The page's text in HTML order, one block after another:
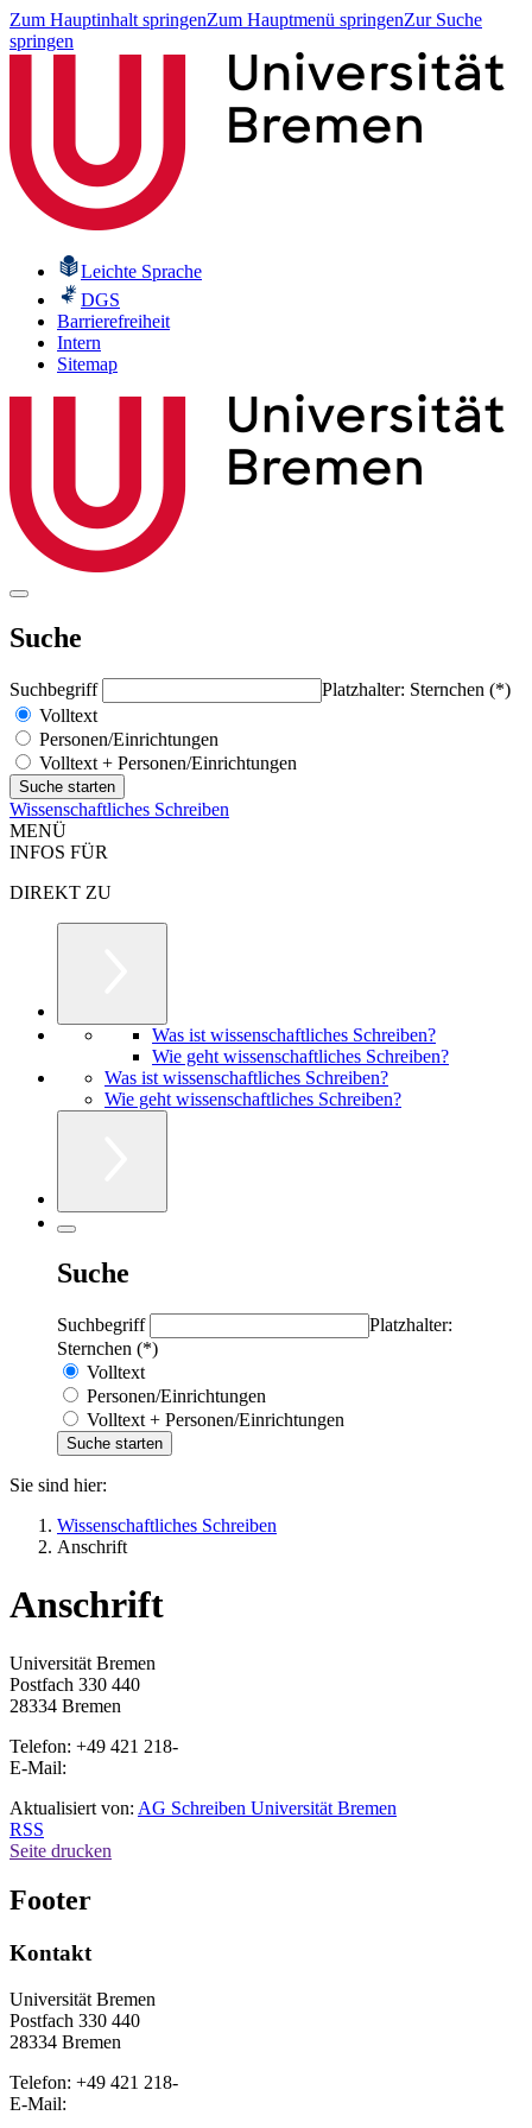
Zum Hauptinhalt springenZum Hauptmenü springenZur Suche
springen
Leichte Sprache
DGS
Barrierefreiheit
Intern
Sitemap
Suche
Suchbegriff
Platzhalter: Sternchen (*)
Volltext
Personen/Einrichtungen
Volltext + Personen/Einrichtungen
Wissenschaftliches Schreiben
MENÜ
INFOS FÜR
DIREKT ZU
Was ist wissenschaftliches Schreiben?
Wie geht wissenschaftliches Schreiben?
Was ist wissenschaftliches Schreiben?
Wie geht wissenschaftliches Schreiben?
Suche
Suchbegriff
Platzhalter:
Sternchen (*)
Volltext
Personen/Einrichtungen
Volltext + Personen/Einrichtungen
Sie sind hier:
Wissenschaftliches Schreiben
Anschrift
Anschrift
Universität Bremen
Postfach 330 440
28334 Bremen
Telefon: +49 421 218-
E-Mail:
Aktualisiert von: AG Schreiben Universität Bremen
RSS
Seite drucken
Footer
Kontakt
Universität Bremen
Postfach 330 440
28334 Bremen
Telefon: +49 421 218-
E-Mail: